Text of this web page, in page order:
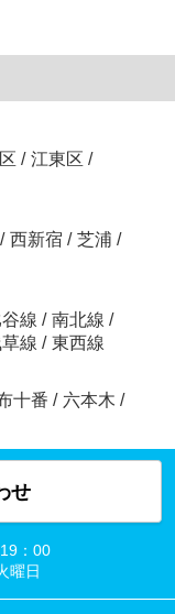
/ 江東区 /
/ 西新宿 / 芝浦 /
線 / 南北線 /
線 / 東西線
十番 / 六本木 /
せ
：00
曜日